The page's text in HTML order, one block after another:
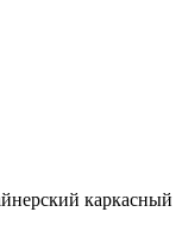
каркасный